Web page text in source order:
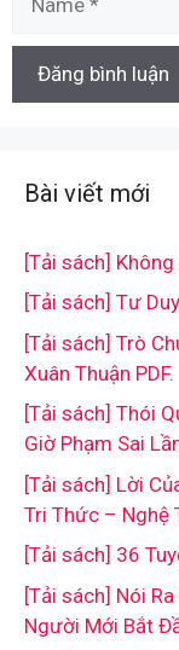
Bài viết mới
[Tải sách]
[Tải sách] Tư
[Tải sách] Trò
Xuân Thuận PDF.
[Tải sách] Thói
Giờ Phạm Sai
[Tải sách] Lời
Tri Thức – Nghệ
[Tải sách] 36
[Tải sách] Nói
Người Mới Bắt